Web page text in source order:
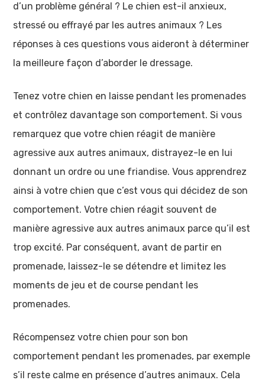
d’un problème général ? Le chien est-il anxieux,
stressé ou effrayé par les autres animaux ? Les
réponses à ces questions vous aideront à déterminer
la meilleure façon d’aborder le dressage.
Tenez votre chien en laisse pendant les promenades
et contrôlez davantage son comportement. Si vous
remarquez que votre chien réagit de manière
agressive aux autres animaux, distrayez-le en lui
donnant un ordre ou une friandise. Vous apprendrez
ainsi à votre chien que c’est vous qui décidez de son
comportement. Votre chien réagit souvent de
manière agressive aux autres animaux parce qu’il est
trop excité. Par conséquent, avant de partir en
promenade, laissez-le se détendre et limitez les
moments de jeu et de course pendant les
promenades.
Récompensez votre chien pour son bon
comportement pendant les promenades, par exemple
s’il reste calme en présence d’autres animaux. Cela